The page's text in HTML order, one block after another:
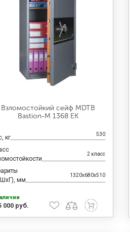
Взломостойкий сейф MDTB
Bastion-M 1368 EK
кг 530
2 класс
мм
1320x680x510
000 руб.